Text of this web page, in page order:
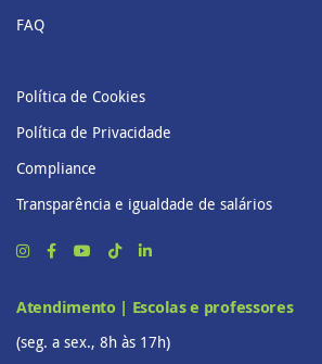
FAQ
Política de Cookies
Política de Privacidade
Compliance
Transparência e igualdade de salários
Atendimento | Escolas e professores
(seg. a sex., 8h às 17h)